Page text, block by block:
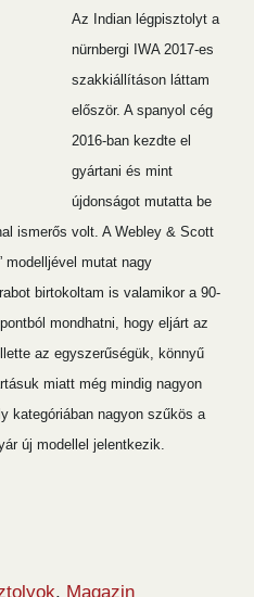
Az Indian légpisztolyt a
nürnbergi IWA 2017-es
szakkiállításon láttam
először. A spanyol cég
2016-ban kezdte el
gyártani és mint
újdonságot mutatta be
ismerős volt. A Webley & Scott
modelljével mutat nagy
birtokoltam is valamikor a 90-
mondhatni, hogy eljárt az
az egyszerűségük, könnyű
miatt még mindig nagyon
kategóriában nagyon szűkös a
új modellel jelentkezik.
, Magazin